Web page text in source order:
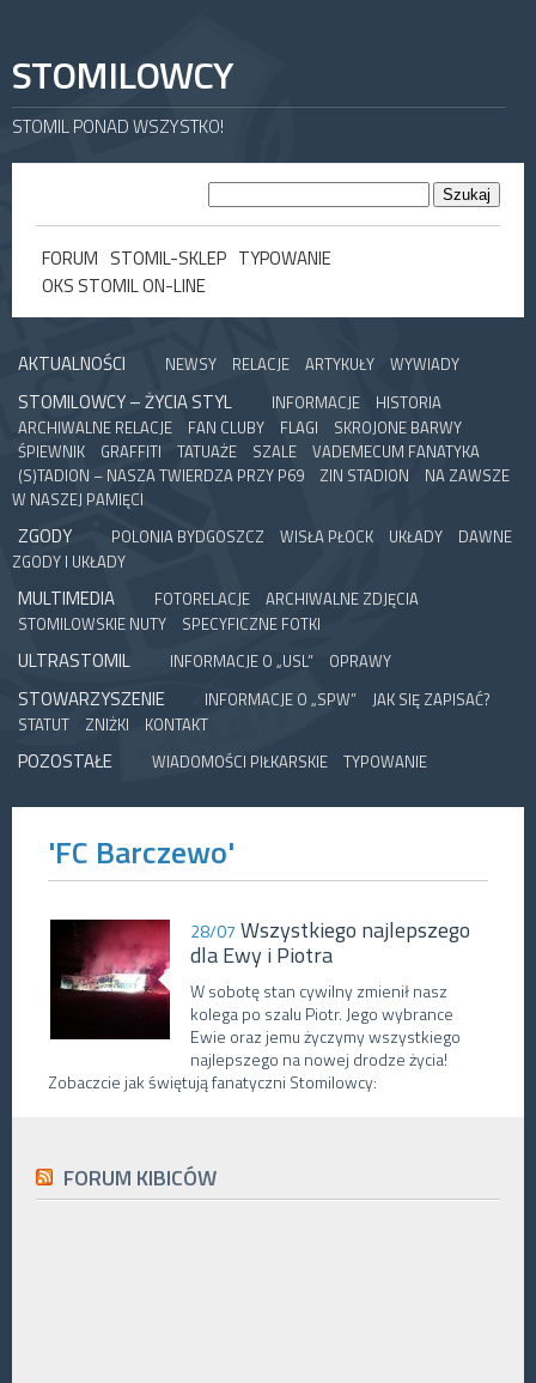
STOMILOWCY
STOMIL PONAD WSZYSTKO!
FORUM STOMIL-SKLEP TYPOWANIE
OKS STOMIL ON-LINE
AKTUALNOŚCI NEWSY RELACJE ARTYKUŁY WYWIADY
STOMILOWCY – ŻYCIA STYL INFORMACJE
HISTORIA
ARCHIWALNE RELACJE
FAN CLUBY FLAGI
SKROJONE BARWY
ŚPIEWNIK
GRAFFITI TATUAŻE SZALE
VADEMECUM FANATYKA
(S)TADION – NASZA TWIERDZA PRZY P69
ZIN STADION
NA ZAWSZE
W NASZEJ PAMIĘCI
ZGODY POLONIA BYDGOSZCZ WISŁA PŁOCK UKŁADY
DAWNE
ZGODY I UKŁADY
MULTIMEDIA FOTORELACJE
ARCHIWALNE ZDJĘCIA
STOMILOWSKIE NUTY
SPECYFICZNE FOTKI
ULTRASTOMIL INFORMACJE O „USL” OPRAWY
STOWARZYSZENIE INFORMACJE O „SPW”
JAK SIĘ ZAPISAĆ?
STATUT
ZNIŻKI KONTAKT
POZOSTAŁE WIADOMOŚCI PIŁKARSKIE TYPOWANIE
'FC Barczewo'
28/07 Wszystkiego najlepszego
dla Ewy i Piotra
W sobotę stan cywilny zmienił nasz
kolega po szalu Piotr. Jego wybrance
Ewie oraz jemu życzymy wszystkiego
najlepszego na nowej drodze życia!
Zobaczcie jak świętują fanatyczni Stomilowcy:
FORUM KIBICÓW